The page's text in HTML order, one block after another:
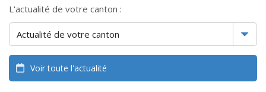
L'actualité de votre canton :
Voir toute l'actualité